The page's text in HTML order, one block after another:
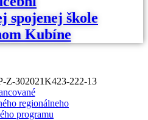
spojenej škole
Kubíne
Z-302021K423-222-13
regionálneho
programu